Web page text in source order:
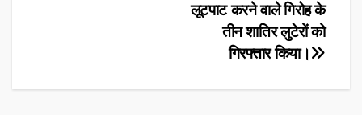
लूटपाट करने वाले गिरोह के
तीन शातिर लुटेरों को
गिरफ्तार किया।